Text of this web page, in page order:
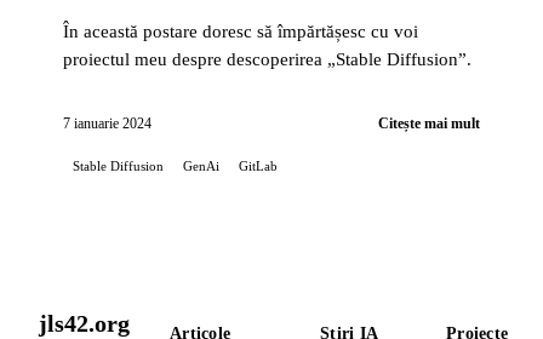
În această postare doresc să împărtășesc cu voi
proiectul meu despre descoperirea „Stable Diffusion”.
7 ianuarie 2024 Citește mai mult
Stable Diffusion GenAi GitLab
jls42.org Articole Știri IA Proiecte